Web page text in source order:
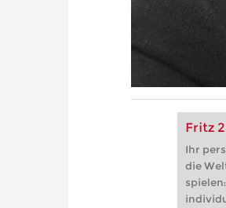
Fritz
Ihr
die